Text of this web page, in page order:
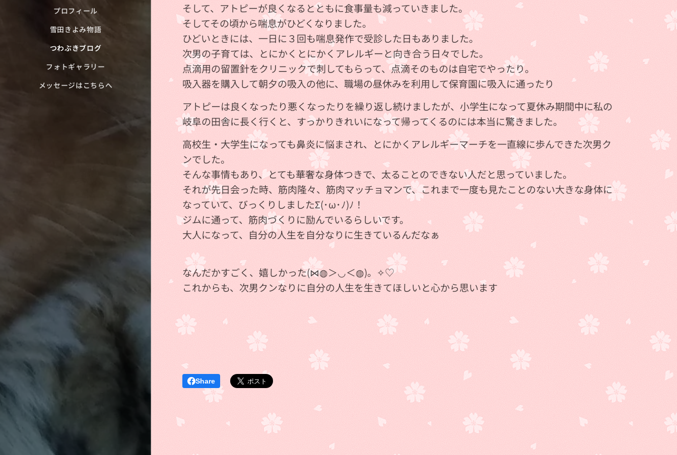
プロフィール
雪田きよみ物語
つわぶきブログ
フォトギャラリー
メッセージはこちらへ
そして、アトピーが良くなるとともに食事量も減っていきました。
そしてその頃から喘息がひどくなりました。
ひどいときには、一日に３回も喘息発作で受診した日もありました。
次男の子育ては、とにかくとにかくアレルギーと向き合う日々でした。
点滴用の留置針をクリニックで刺してもらって、点滴そのものは自宅でやったり。
吸入器を購入して朝夕の吸入の他に、職場の昼休みを利用して保育園に吸入に通ったり💦
アトピーは良くなったり悪くなったりを繰り返し続けましたが、小学生になって夏休み期間中に私の
岐阜の田舎に長く行くと、すっかりきれいになって帰ってくるのには本当に驚きました。
高校生・大学生になっても鼻炎に悩まされ、とにかくアレルギーマーチを一直線に歩んできた次男ク
ンでした。
そんな事情もあり、とても華奢な身体つきで、太ることのできない人だと思っていました。
それが先日会った時、筋肉隆々、筋肉マッチョマンで、これまで一度も見たことのない大きな身体に
なっていて、びっくりしましたΣ(･ω･ﾉ)ﾉ！
ジムに通って、筋肉づくりに励んでいるらしいです。
大人になって、自分の人生を自分なりに生きているんだなぁ💕
なんだかすごく、嬉しかった(⋈◍＞◡＜◍)。✧♡
これからも、次男クンなりに自分の人生を生きてほしいと心から思います💖
Share